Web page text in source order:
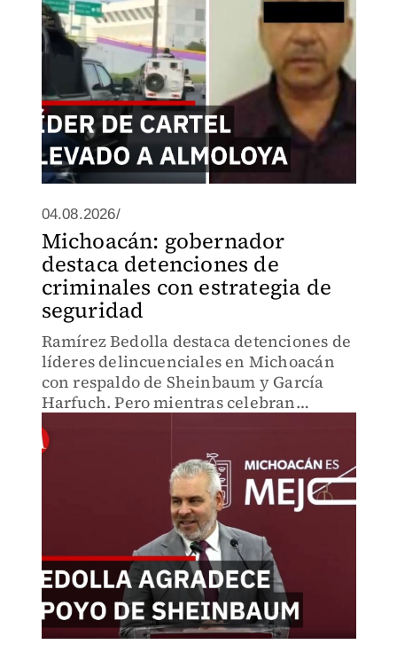
04.08.2026/
Michoacán: gobernador
destaca detenciones de
criminales con estrategia de
seguridad
Ramírez Bedolla destaca detenciones de
líderes delincuenciales en Michoacán
con respaldo de Sheinbaum y García
Harfuch. Pero mientras celebran
capturas, cientos de familias buscan
desaparecidos sin respuestas.